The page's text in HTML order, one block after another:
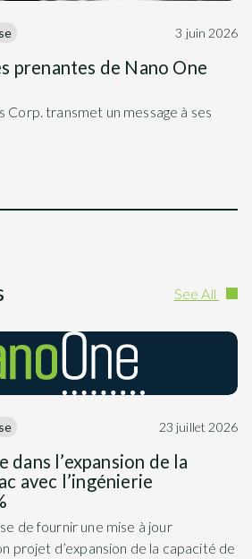
3 juin 2026
prenantes de Nano One
transmet un message à ses
See All
23 juillet 2026
dans l’expansion de la
avec l’ingénierie
de fournir une mise à jour
projet d’expansion de la capacité de